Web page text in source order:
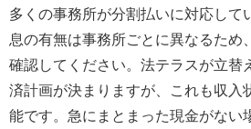
多くの事務所が分割払いに対応して
息の有無は事務所ごとに異なるため
確認してください。法テラスが立替
済計画が決まりますが、これも収入
能です。急にまとまった現金がない